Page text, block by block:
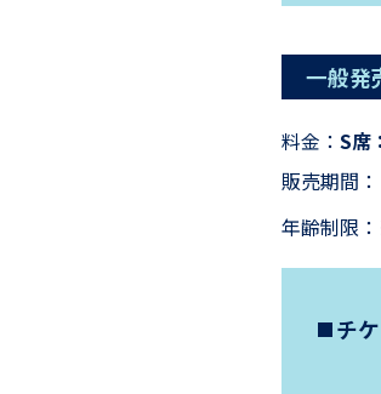
一般発
料金： S席
販売期間：
年齢制限
チ